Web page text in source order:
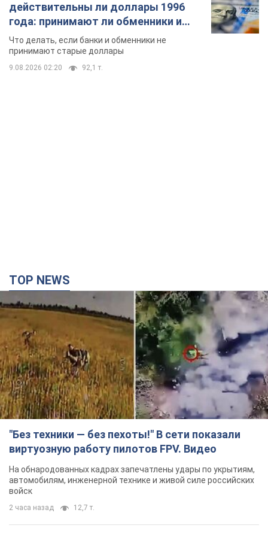
действительны ли доллары 1996
года: принимают ли обменники и
банки такие купюры
Что делать, если банки и обменники не
принимают старые доллары
9.08.2026 02:20 92,1 т.
TOP NEWS
"Без техники — без пехоты!" В сети показали
виртуозную работу пилотов FPV. Видео
На обнародованных кадрах запечатлены удары по укрытиям,
автомобилям, инженерной технике и живой силе российских
войск
2 часа назад 12,7 т.